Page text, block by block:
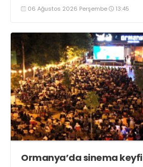
06 Ağustos 2026 Perşembe 13:45
Ormanya’da sinema keyfi